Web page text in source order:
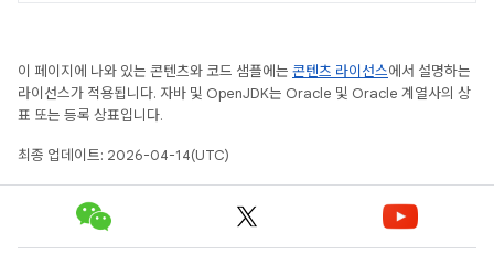
이 페이지에 나와 있는 콘텐츠와 코드 샘플에는 콘텐츠 라이선스에서 설명하는
라이선스가 적용됩니다. 자바 및 OpenJDK는 Oracle 및 Oracle 계열사의 상
표 또는 등록 상표입니다.
최종 업데이트: 2026-04-14(UTC)